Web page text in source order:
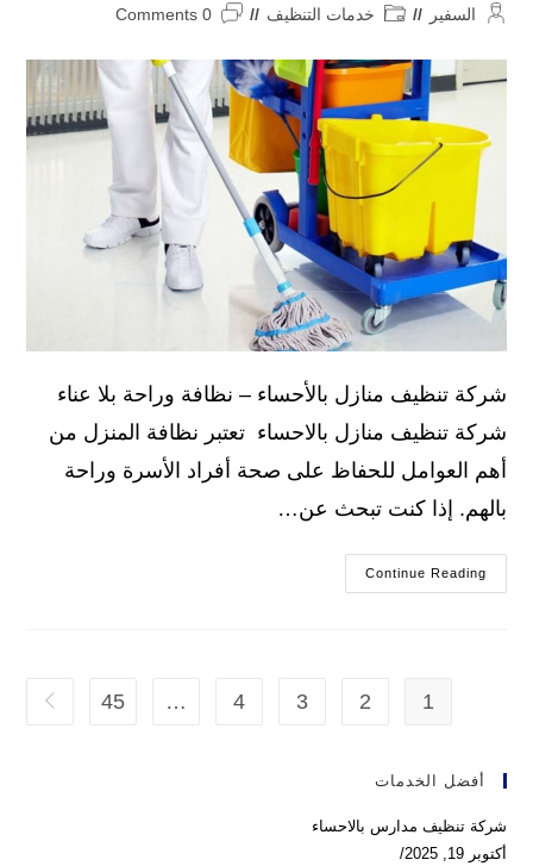
Postالسفير
Postخدمات التنظيف
Post
0 Comments
شركة تنظيف منازل بالأحساء – نظافة وراحة بلا عناء
شركة تنظيف منازل بالاحساء تعتبر نظافة المنزل من
أهم العوامل للحفاظ على صحة أفراد الأسرة وراحة
بالهم. إذا كنت تبحث عن…
Continue Readingشركة
تنظيف
1
2
3
4
…
45
page
أفضل الخدمات
شركة تنظيف مدارس بالاحساء
أكتوبر 19, 2025
/